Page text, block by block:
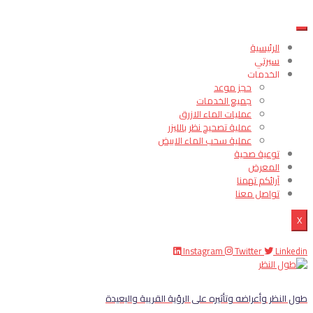
الرئيسية
سيرتي
الخدمات
حجز موعد
جميع الخدمات
عمليات الماء الازرق
عملية تصحيح نظر بالليزر
عملية سحب الماء الابيض
توعية صحية
المعرض
آرائكم تهمنا
تواصل معنا
X
Instagram Twitter Linkedin
طول النظر وأعراضه وتأثيره على الرؤية القريبة والبعيدة